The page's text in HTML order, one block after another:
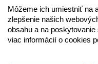
Môžeme ich umiestniť na
zlepšenie našich
obsahu a na
viac informácií o cookies